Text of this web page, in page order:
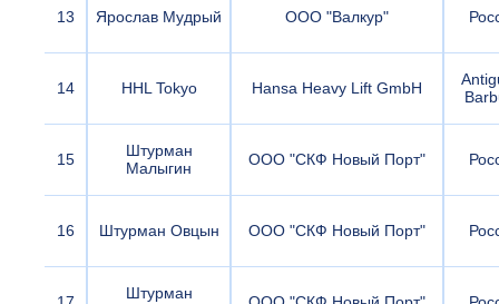
13 Ярослав Мудрый ООО "Валкур"
14 HHL Tokyo Hansa Heavy Lift GmbH
15
Штурман
Малыгин
ООО "СКФ Новый Порт"
16 Штурман Овцын ООО "СКФ Новый Порт"
Штурман